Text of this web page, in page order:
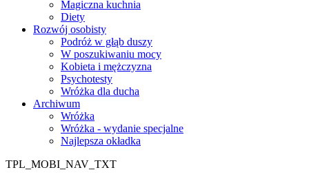
Magiczna kuchnia
Diety
Rozwój osobisty
Podróż w głąb duszy
W poszukiwaniu mocy
Kobieta i mężczyzna
Psychotesty
Wróżka dla ducha
Archiwum
Wróżka
Wróżka - wydanie specjalne
Najlepsza okładka
TPL_MOBI_NAV_TXT